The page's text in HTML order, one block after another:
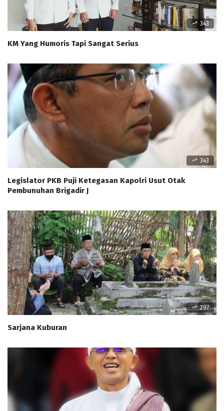
343
KM Yang Humoris Tapi Sangat Serius
343
Legislator PKB Puji Ketegasan Kapolri Usut Otak
Pembunuhan Brigadir J
297
Sarjana Kuburan